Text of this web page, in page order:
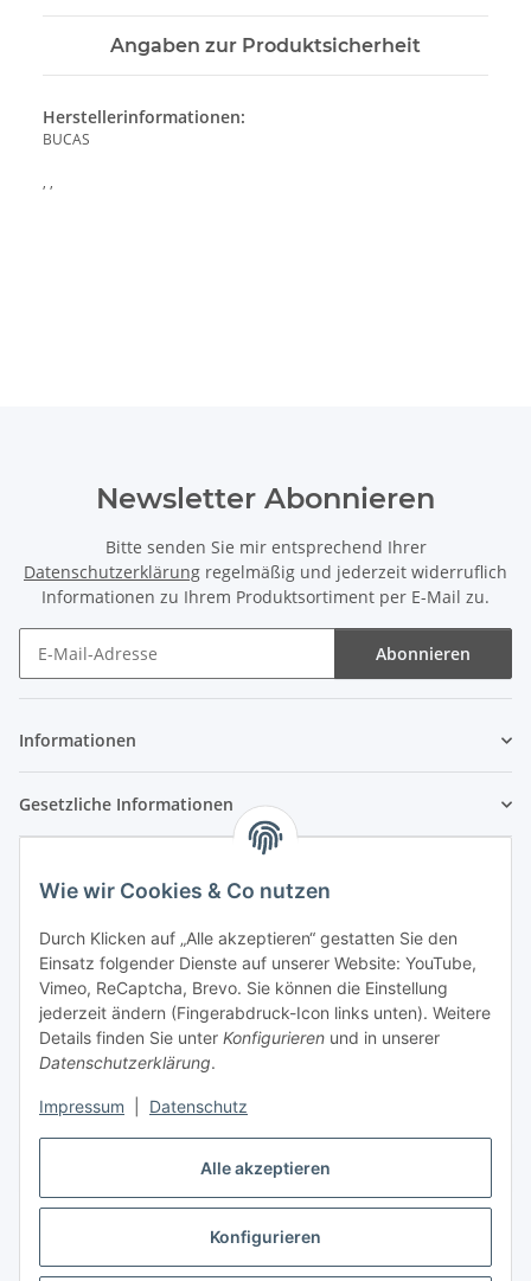
Alle akzeptieren
Konfigurieren
Wie wir Cookies & Co nutzen
Durch Klicken auf „Alle akzeptieren“ gestatten Sie den
Einsatz folgender Dienste auf unserer Website: YouTube,
Vimeo, ReCaptcha, Brevo. Sie können die Einstellung
jederzeit ändern (Fingerabdruck-Icon links unten). Weitere
Details finden Sie unter Konfigurieren und in unserer
Datenschutzerklärung.
Impressum Datenschutz
Angaben zur Produktsicherheit
Herstellerinformationen:
BUCAS
, ,
Newsletter Abonnieren
Bitte senden Sie mir entsprechend Ihrer
Datenschutzerklärung regelmäßig und jederzeit widerruflich
Informationen zu Ihrem Produktsortiment per E-Mail zu.
Abonnieren
Informationen
Gesetzliche Informationen
Vertrag widerrufen